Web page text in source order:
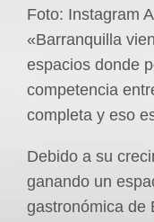
Foto: Instagram
«Barranquilla
espacios donde
competencia
completa y eso
Debido a su
ganando un
gastronómica de